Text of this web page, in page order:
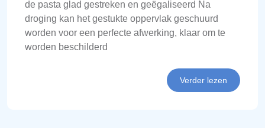
de pasta glad gestreken en geëgaliseerd Na
droging kan het gestukte oppervlak geschuurd
worden voor een perfecte afwerking, klaar om te
worden beschilderd
Verder lezen